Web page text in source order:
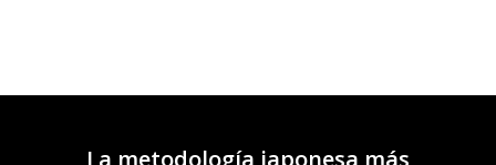
La metodología japonesa más